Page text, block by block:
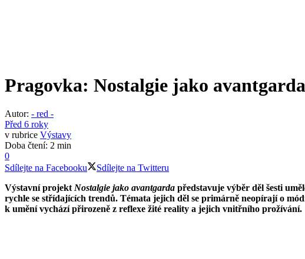
Pragovka: Nostalgie jako
Autor: - red -
Před 6 roky
v rubrice Výstavy
Doba čtení: 2 min
0
Sdílejte na Facebooku
Sdílejte na Twitteru
Výstavní projekt Nostalgie jako avantgarda představuje výběr děl šesti
rychle se střídajících trendů. Témata jejich děl se primárně neopírají o
k umění vychází přirozeně z reflexe žité reality a jejich vnitřního prožívání.